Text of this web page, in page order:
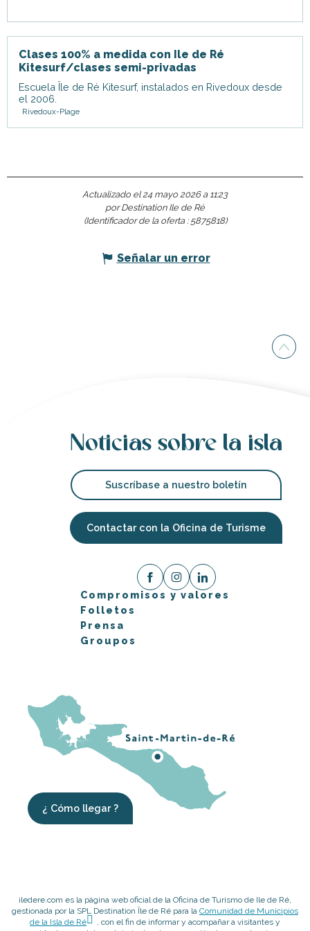
Clases 100% a medida con Ile de Ré
Kitesurf/clases semi-privadas
Escuela Île de Ré Kitesurf, instalados en Rivedoux desde
el 2006.
Rivedoux-Plage
Actualizado el 24 mayo 2026 a 11:23
por Destination Ile de Ré
(Identificador de la oferta : 5875818)
Señalar un error
Noticias sobre la isla
Suscríbase a nuestro boletín
Contactar con la Oficina de Turisme
Compromisos y valores
Folletos
Prensa
Groupos
¿ Cómo llegar ?
iledere.com es la página web oficial de la Oficina de Turismo de Ile de Ré,
gestionada por la SPL Destination Île de Ré para la Comunidad de Municipios
de la Isla de Ré
, con el fin de informar y acompañar a visitantes y